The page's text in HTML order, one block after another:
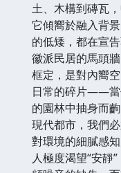
土、木構到磚瓦
它傾嚮於融入背
的低矮，都在宣
徽派民居的馬頭
框定，是對內嚮
日常的碎片——當
的園林中抽身而
現代都市，我們
對環境的細膩感
人極度渴望“安靜